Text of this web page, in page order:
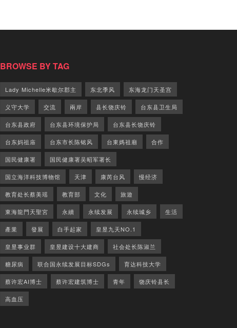
BROWSE BY TAG
Lady Michelle米歇尔郡主 东北季风 东海龙门天圣宫
义守大学 交流 兩岸 县长饶庆铃 台东县卫生局
台东县政府 台东县环境保护局 台东县长饶庆铃
台东妈祖庙 台东市长陈铭风 台東媽祖廟 合作
国民健康署 国民健康署吴昭军署长
国立海洋科技博物馆 天津 康芮台风 慢经济
教育处长蔡美瑶 教育部 文化 旅遊
東海龍門天聖宮 永續 永续发展 永续城乡 生活
產業 發展 白手起家 皇昱九天NO.1
皇昱事业群 皇昱建设十大建商 社会处长陈淑兰
糖尿病 联合国永续发展目标SDGs 育达科技大学
蔡许宏AI博士 蔡许宏建筑博士 青年 饶庆铃县长
高血压